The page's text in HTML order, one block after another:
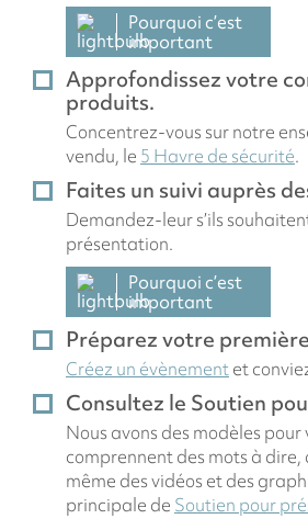
Pourquoi c’est
important
Approfondissez votre
produits.
Concentrez-vous sur notre
vendu, le 5 Havre de sécurité.
Faites un suivi auprès
Demandez-leur s’ils
présentation.
Pourquoi c’est
important
Préparez votre
Créez un évènementet
Consultez le Soutien
Nous avons des modèles pour
comprennent des mots à
même des vidéos et des
principale de Soutien pour